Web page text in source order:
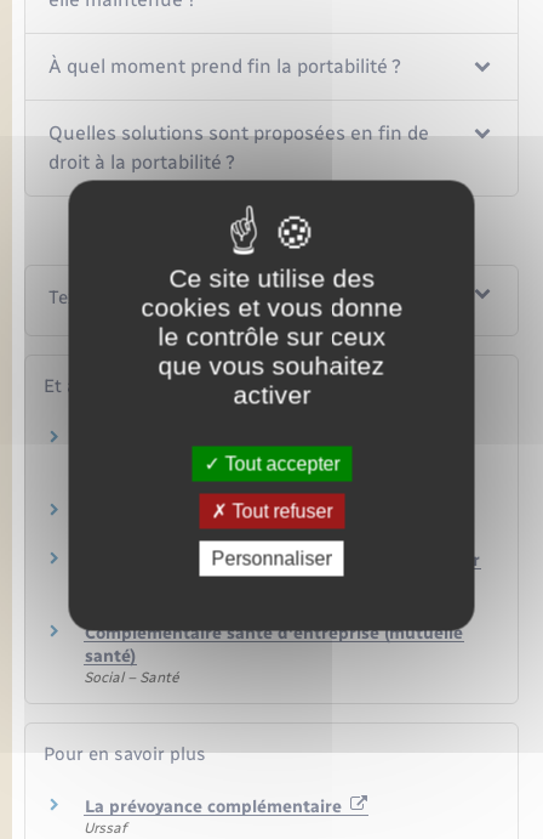
À quel moment prend fin la portabilité ?
Quelles solutions sont proposées en fin de
droit à la portabilité ?
Textes de référence
Et aussi
Travail – Formation
Licenciement économique
Travail – Formation
Licenciement d'un salarié du secteur privé pour
Complémentaire santé d'entreprise (mutuelle
santé)
Social – Santé
Pour en savoir plus
La prévoyance complémentaire
Urssaf
Ce site utilise des
cookies et vous donne
le contrôle sur ceux
que vous souhaitez
activer
Tout accepter
Tout refuser
Personnaliser